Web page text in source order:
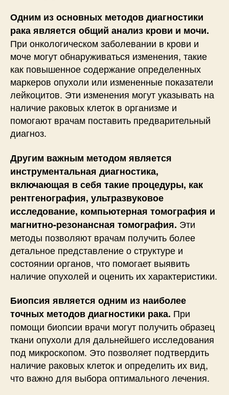
Одним из основных методов диагностики
рака является общий анализ крови и мочи.
При онкологическом заболевании в крови и
моче могут обнаруживаться изменения, такие
как повышенное содержание определенных
маркеров опухоли или измененные показатели
лейкоцитов. Эти изменения могут указывать на
наличие раковых клеток в организме и
помогают врачам поставить предварительный
диагноз.
Другим важным методом является
инструментальная диагностика,
включающая в себя такие процедуры, как
рентгенография, ультразвуковое
исследование, компьютерная томография и
магнитно-резонансная томография. Эти
методы позволяют врачам получить более
детальное представление о структуре и
состоянии органов, что помогает выявить
наличие опухолей и оценить их характеристики.
Биопсия является одним из наиболее
точных методов диагностики рака. При
помощи биопсии врачи могут получить образец
ткани опухоли для дальнейшего исследования
под микроскопом. Это позволяет подтвердить
наличие раковых клеток и определить их вид,
что важно для выбора оптимального лечения.